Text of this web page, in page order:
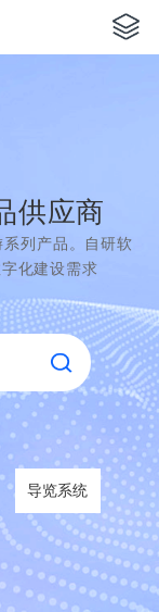
供应商
列产品。自研软
化建设需求
导览系统